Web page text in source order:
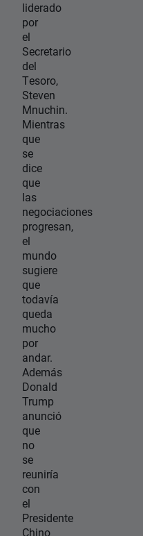
liderado
por
el
Secretario
del
Tesoro,
Steven
Mnuchin.
Mientras
que
se
dice
que
las
negociaciones
progresan,
el
mundo
sugiere
que
todavía
queda
mucho
por
andar.
Además
Donald
Trump
anunció
que
no
se
reuniría
con
el
Presidente
Chino